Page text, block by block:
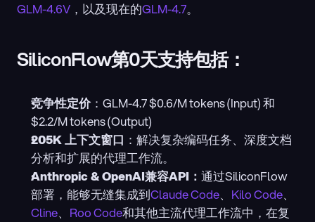
GLM-4.6V ，以及现在的GLM-4.7。
SiliconFlow第0天支持包括：
竞争性定价：GLM-4.7 $0.6/M tokens (Input) 和
$2.2/M tokens (Output)
205K 上下文窗口 ：解决复杂编码任务、深度文档
分析和扩展的代理工作流。
Anthropic & OpenAI兼容API： 通过SiliconFlow
部署，能够无缝集成到Claude Code、 Kilo Code、
Cline、 Roo Code和其他主流代理工作流中，在复